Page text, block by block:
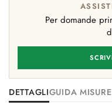
Per domande
DETTAGLIGUIDA MISURE